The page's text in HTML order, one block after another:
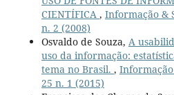
CIENTÍFICA , Informação &
n. 2 (2008)
Osvaldo de Souza, A
uso da informação:
tema no Brasil. , Informação
25 n. 1 (2015)